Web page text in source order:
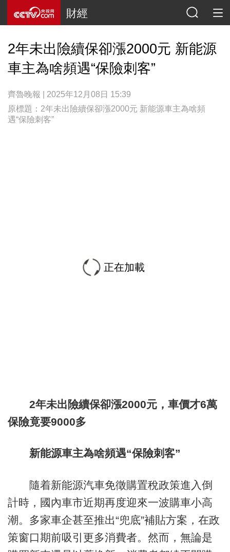
財經
2年未出險續保卻漲2000元 新能源
車主為啥頻遇“保險刺客”
齊魯晚報 | 2025年12月08日 15:39
原標題：2年未出險續保卻漲2000元 新能源車主為啥頻
遇“保險刺客”
正在加載
2年未出險續保卻漲2000元，車價才6萬
保險竟要9000多
新能源車主為啥頻遇“保險刺客”
隨着新能源汽車免徵購置稅政策進入倒
計時，國內車市近期再度迎來一波購車小高
潮。多家車企甚至推出“兜底”補貼方案，在政
策窗口期前吸引更多消費者。然而，無論是